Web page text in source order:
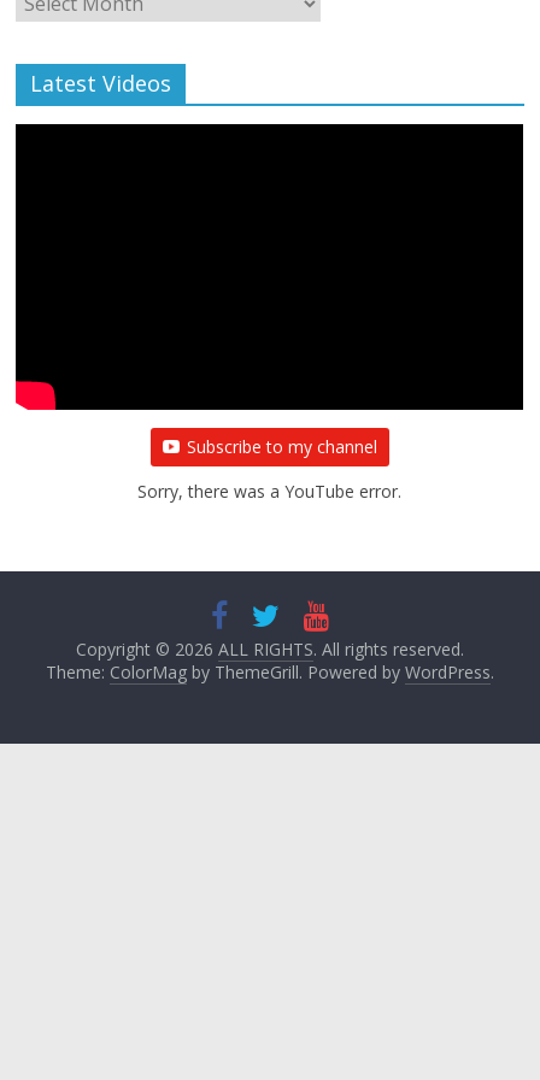
Archive
Latest Videos
Subscribe to my channel
Sorry, there was a YouTube error.
Copyright © 2026 ALL RIGHTS. All rights reserved.
Theme: ColorMagby ThemeGrill. Powered by WordPress.